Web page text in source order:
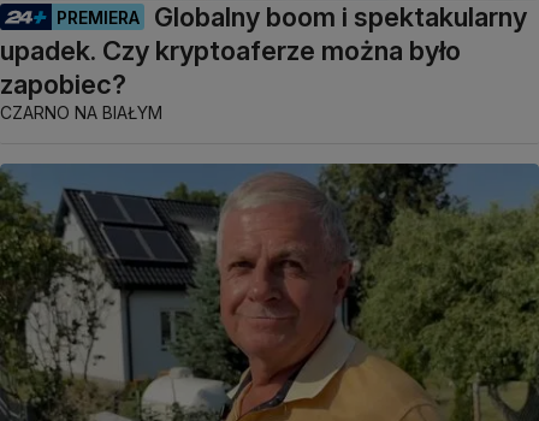
PREMIERA
Globalny boom i spektakularny
upadek. Czy kryptoaferze można było
zapobiec?
CZARNO NA BIAŁYM